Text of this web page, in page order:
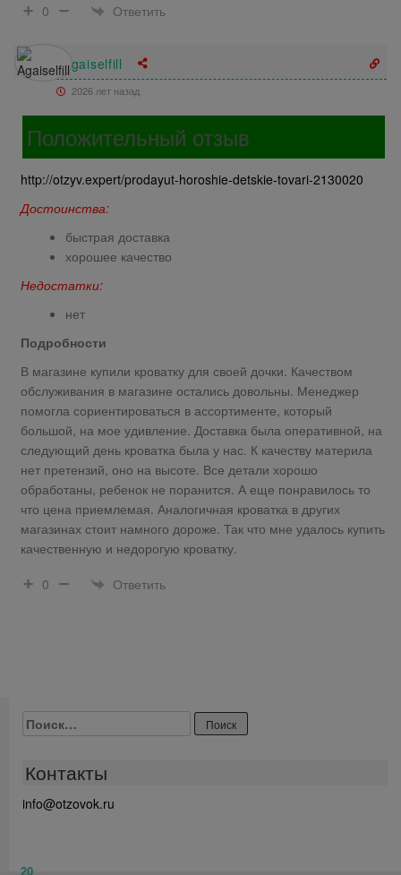
0
Ответить
Agaiselfill
2026 лет назад
Положительный отзыв
http://otzyv.expert/prodayut-horoshie-detskie-tovari-2130020
Достоинства:
быстрая доставка
хорошее качество
Недостатки:
нет
Подробности
В магазине купили кроватку для своей дочки. Качеством
обслуживания в магазине остались довольны. Менеджер
помогла сориентироваться в ассортименте, который
большой, на мое удивление. Доставка была оперативной, на
следующий день кроватка была у нас. К качеству материла
нет претензий, оно на высоте. Все детали хорошо
обработаны, ребенок не поранится. А еще понравилось то
что цена приемлемая. Аналогичная кроватка в других
магазинах стоит намного дороже. Так что мне удалось купить
качественную и недорогую кроватку.
0
Ответить
Найти:
Контакты
info@otzovok.ru
20